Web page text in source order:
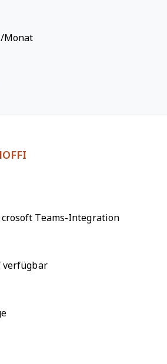
Monat
Teams-Integration
verfügbar